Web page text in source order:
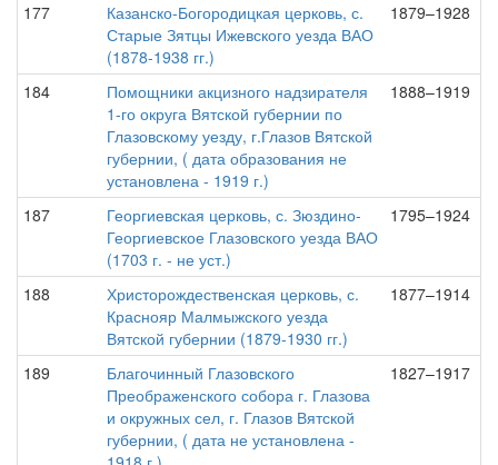
177
Казанско-Богородицкая церковь, с.
Старые Зятцы Ижевского уезда ВАО
(1878-1938 гг.)
1879–1928
184
Помощники акцизного надзирателя
1-го округа Вятской губернии по
Глазовскому уезду, г.Глазов Вятской
губернии, ( дата образования не
установлена - 1919 г.)
1888–1919
187
Георгиевская церковь, с. Зюздино-
Георгиевское Глазовского уезда ВАО
(1703 г. - не уст.)
1795–1924
188
Христорождественская церковь, с.
Краснояр Малмыжского уезда
Вятской губернии (1879-1930 гг.)
1877–1914
189
Благочинный Глазовского
Преображенского собора г. Глазова
и окружных сел, г. Глазов Вятской
губернии, ( дата не установлена -
1827–1917